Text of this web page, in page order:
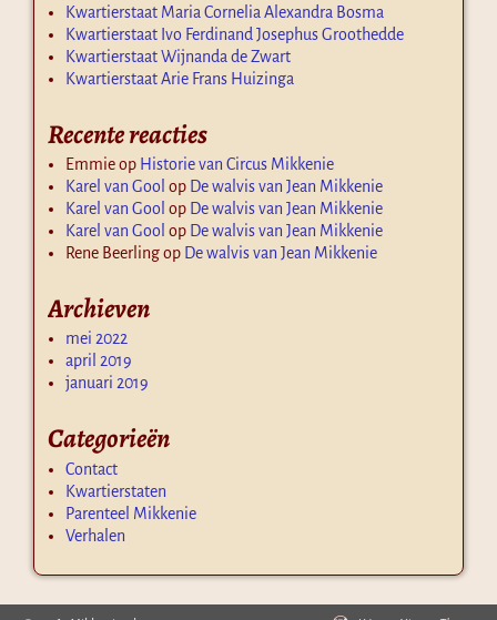
Kwartierstaat Maria Cornelia Alexandra Bosma
Kwartierstaat Ivo Ferdinand Josephus Groothedde
Kwartierstaat Wijnanda de Zwart
Kwartierstaat Arie Frans Huizinga
Recente reacties
Emmieop Historie van Circus Mikkenie
Karel van Gool op De walvis van Jean Mikkenie
Karel van Gool op De walvis van Jean Mikkenie
Karel van Gool op De walvis van Jean Mikkenie
Rene Beerlingop De walvis van Jean Mikkenie
Archieven
mei 2022
april 2019
januari 2019
Categorieën
Contact
Kwartierstaten
Parenteel Mikkenie
Verhalen